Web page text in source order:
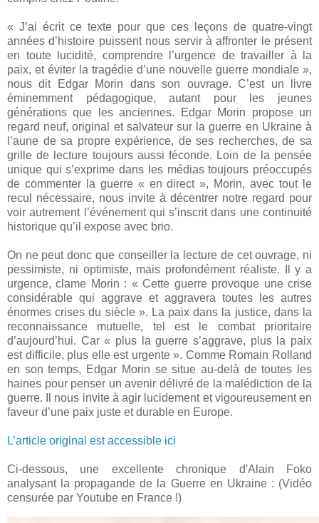
« J’ai écrit ce texte pour que ces leçons de quatre-vingt
années d’histoire puissent nous servir à affronter le présent
en toute lucidité, comprendre l’urgence de travailler à la
paix, et éviter la tragédie d’une nouvelle guerre mondiale »,
nous dit Edgar Morin dans son ouvrage. C’est un livre
éminemment pédagogique, autant pour les jeunes
générations que les anciennes. Edgar Morin propose un
regard neuf, original et salvateur sur la guerre en Ukraine à
l’aune de sa propre expérience, de ses recherches, de sa
grille de lecture toujours aussi féconde. Loin de la pensée
unique qui s’exprime dans les médias toujours préoccupés
de commenter la guerre « en direct », Morin, avec tout le
recul nécessaire, nous invite à décentrer notre regard pour
voir autrement l’événement qui s’inscrit dans une continuité
historique qu’il expose avec brio.
On ne peut donc que conseiller la lecture de cet ouvrage, ni
pessimiste, ni optimiste, mais profondément réaliste. Il y a
urgence, clame Morin : « Cette guerre provoque une crise
considérable qui aggrave et aggravera toutes les autres
énormes crises du siècle ». La paix dans la justice, dans la
reconnaissance mutuelle, tel est le combat prioritaire
d’aujourd’hui. Car « plus la guerre s’aggrave, plus la paix
est difficile, plus elle est urgente ». Comme Romain Rolland
en son temps, Edgar Morin se situe au-delà de toutes les
haines pour penser un avenir délivré de la malédiction de la
guerre. Il nous invite à agir lucidement et vigoureusement en
faveur d’une paix juste et durable en Europe.
L’article original est accessible ici
Ci-dessous, une excellente chronique d'Alain Foko
analysant la propagande de la Guerre en Ukraine : (Vidéo
censurée par Youtube en France !)